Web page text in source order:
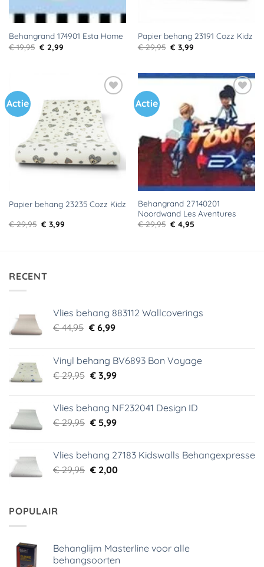
Behangrand 174901 Esta Home
€19,95 Oorspronkelijke
prijs
€ 2,99Huidige
Papier behang 23191 Cozz Kidz
€29,95 Oorspronkelijke
prijs
€ 3,99Huidige
Actie
Toevoegen
aan
verlanglijst
Papier behang 23235 Cozz Kidz
€29,95 Oorspronkelijke
prijs
€ 3,99Huidige
Actie
Toevoegen
aan
verlanglijst
Behangrand 27140201
Noordwand Les Aventures
€29,95 Oorspronkelijke
prijs
€ 4,95Huidige
RECENT
Vlies behang 883112 Wallcoverings
€44,95 Oorspronkelijke
€ 44,95.
€6,99Huidige
€ 6,99.
Vinyl behang BV6893 Bon Voyage
€29,95 Oorspronkelijke
€ 29,95.
€3,99Huidige
€ 3,99.
Vlies behang NF232041 Design ID
€29,95 Oorspronkelijke
€ 29,95.
€5,99Huidige
€ 5,99.
Vlies behang 27183 Kidswalls Behangexpresse
€29,95 Oorspronkelijke
€2,00Huidige
POPULAIR
Behanglijm Masterline voor alle
behangsoorten